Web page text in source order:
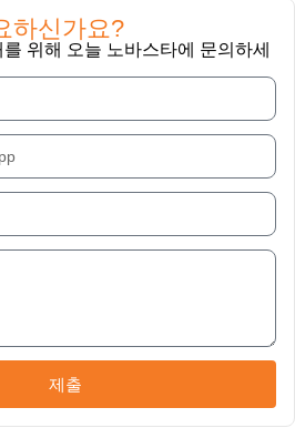
하신가요?
위해 오늘 노바스타에 문의하세
제출